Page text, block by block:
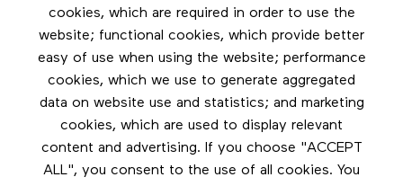
cookies, which are required in order to use the
website; functional cookies, which provide better
easy of use when using the website; performance
cookies, which we use to generate aggregated
data on website use and statistics; and marketing
cookies, which are used to display relevant
content and advertising. If you choose "ACCEPT
ALL", you consent to the use of all cookies. You
Footer menu
Les éditions Esse
Instagram
Contact us
Facebook